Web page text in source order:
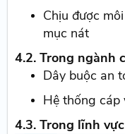
Chịu được
mục nát
4.2. Trong ngành
Dây buộc an
Hệ thống cáp
4.3. Trong lĩnh